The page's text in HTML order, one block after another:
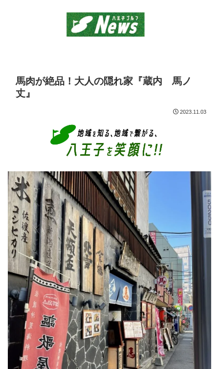
馬肉が絶品！大人の隠れ家『蔵内 馬ノ
丈』
2023.11.03